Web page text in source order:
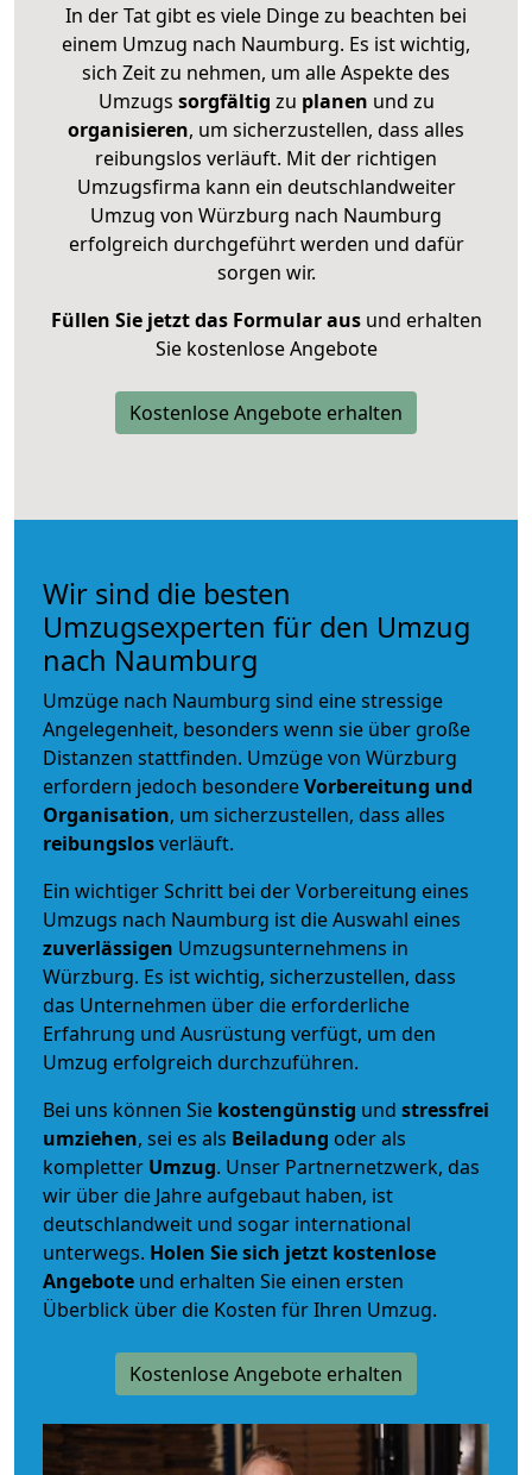
In der Tat gibt es viele Dinge zu beachten bei
einem Umzug nach Naumburg. Es ist wichtig,
sich Zeit zu nehmen, um alle Aspekte des
Umzugs sorgfältig zu planen und zu
organisieren, um sicherzustellen, dass alles
reibungslos verläuft. Mit der richtigen
Umzugsfirma kann ein deutschlandweiter
Umzug von Würzburg nach Naumburg
erfolgreich durchgeführt werden und dafür
sorgen wir.
Füllen Sie jetzt das Formular ausund erhalten
Sie kostenlose Angebote
Kostenlose Angebote erhalten
Wir sind die besten
Umzugsexperten für den Umzug
nach Naumburg
Umzüge nach Naumburg sind eine stressige
Angelegenheit, besonders wenn sie über große
Distanzen stattfinden. Umzüge von Würzburg
erfordern jedoch besondereVorbereitung und
Organisation, um sicherzustellen, dass alles
reibungslosverläuft.
Ein wichtiger Schritt bei der Vorbereitung eines
Umzugs nach Naumburg ist die Auswahl eines
zuverlässigen Umzugsunternehmens in
Würzburg. Es ist wichtig, sicherzustellen, dass
das Unternehmen über die erforderliche
Erfahrung und Ausrüstung verfügt, um den
Umzug erfolgreich durchzuführen.
Bei uns können Sie kostengünstig und stressfrei
umziehen, sei es als Beiladung oder als
kompletter Umzug. Unser Partnernetzwerk, das
wir über die Jahre aufgebaut haben, ist
deutschlandweit und sogar international
unterwegs. Holen Sie sich jetzt kostenlose
Angebote und erhalten Sie einen ersten
Überblick über die Kosten für Ihren Umzug.
Kostenlose Angebote erhalten